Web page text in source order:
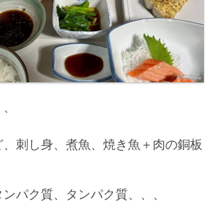
刺し身、煮魚、焼き魚＋肉の銅板
パク質、タンパク質、、、